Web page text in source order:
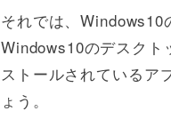
それでは、Windows10
Windows10のデスクト
ストールされているア
ょう。